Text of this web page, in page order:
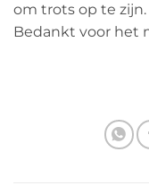
om trots op te zijn.
Bedankt voor het